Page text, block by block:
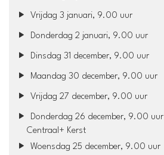
Vrijdag 3 januari, 9.00 uur
Donderdag 2 januari, 9.00 uur
Dinsdag 31 december, 9.00 uur
Maandag 30 december, 9.00 uur
Vrijdag 27 december, 9.00 uur
Donderdag 26 december, 9.00 uur
Centraal+ Kerst
Woensdag 25 december, 9.00 uur